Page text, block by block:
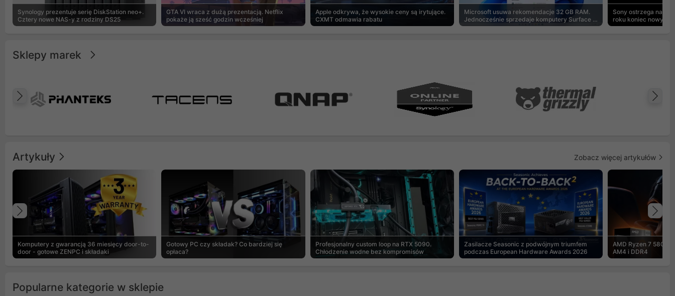
Synology prezentuje serię DiskStation neo+.
Cztery nowe NAS-y z rodziny DS25
GTA VI wraca z dużą prezentacją. Netflix
pokaże ją sześć godzin wcześniej
Apple odkrywa, że wysokie ceny są irytujące.
CXMT odmawia rabatu
Microsoft usuwa rekomendacje 32 GB RAM.
Jednocześnie sprzedaje komputery Surface z
8 GB
Sony ostrzega na
roku koniec nowych
Sklepy marek
Poprzedni
Artykuły Zobacz więcej artykułów
Komputery z gwarancją 36 miesięcy door-to-
door - gotowe ZENPC i składaki
Gotowy PC czy składak? Co bardziej się
opłaca?
Profesjonalny custom loop na RTX 5090.
Chłodzenie wodne bez kompromisów
Zasilacze Seasonic z podwójnym triumfem
podczas European Hardware Awards 2026
AMD Ryzen 7
AM4 i DDR4
Poprzedni
Popularne kategorie w sklepie